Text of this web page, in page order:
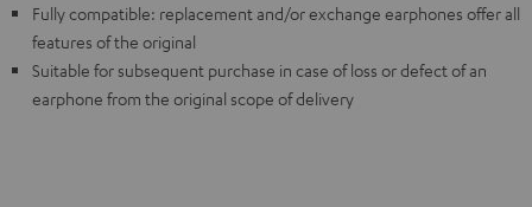
Fully compatible: replacement and/or exchange earphones offer all
features of the original
Suitable for subsequent purchase in case of loss or defect of an
earphone from the original scope of delivery